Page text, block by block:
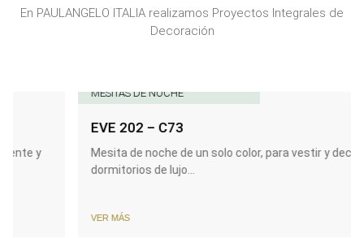
En PAULANGELO ITALIA realizamos Proyectos Integrales de
Decoración
y
MESITAS DE NOCHE
EVE 202 – C73
Mesita de noche de un solo color, para vestir y decorar
dormitorios de lujo...
VER MÁS